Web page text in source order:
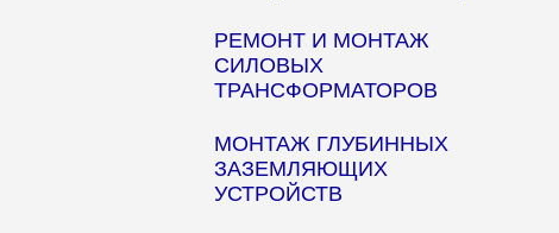
РЕМОНТ И МОНТАЖ
СИЛОВЫХ
ТРАНСФОРМАТОРОВ
МОНТАЖ ГЛУБИННЫХ
ЗАЗЕМЛЯЮЩИХ
УСТРОЙСТВ